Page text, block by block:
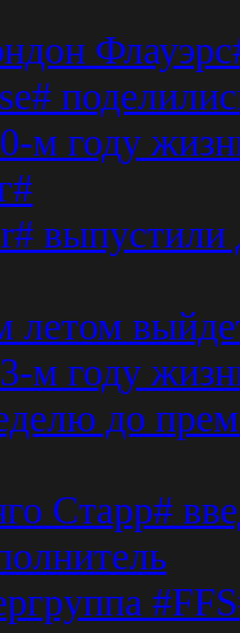
м году
выпустили
летом
м году
до
Старр#